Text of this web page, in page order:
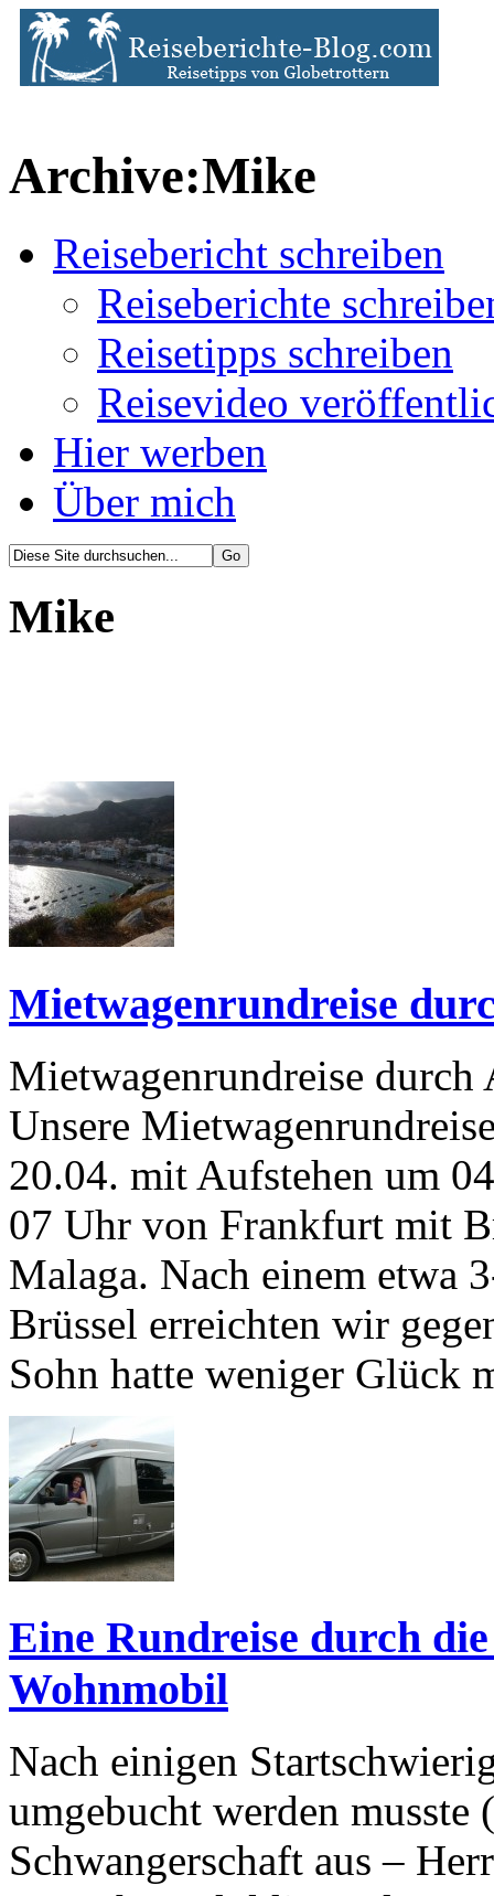
Archive:Mike
Reisebericht schreiben
Reiseberichte
Reisetipps schreiben
Reisevideo
Hier werben
Über mich
Mike
Mietwagenrundreise
Mietwagenrundreise
Unsere
20.04. mit Aufstehen um
07 Uhr von Frankfurt mit
Malaga. Nach einem etwa
Brüssel erreichten wir
Sohn hatte weniger Glück
Eine Rundreise durch
Wohnmobil
Nach einigen
umgebucht werden
Schwangerschaft aus –